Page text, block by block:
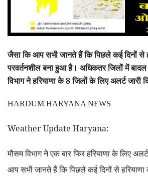
जैसा कि आप सभी जानते हैं कि पिछले कई दिनों से
परवर्तनशील बना हुआ है। अधिकतर जिलों में
विभाग ने हरियाणा के8जिलों के लिए अलर्ट जारी
HARDUM HARYANA NEWS
Weather Update Haryana:
मौसम विभाग ने एक बार फिर हरियाणा के लिए
आप सभी जानते हैं कि पिछले कई दिनों से हरियाणा